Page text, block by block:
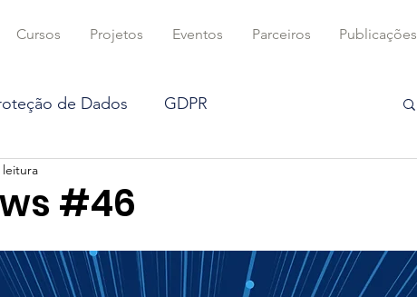
Cursos Projetos Eventos Parceiros Publicações
de Dados GDPR
na mídia
Blockchain Proteção de dados
#46